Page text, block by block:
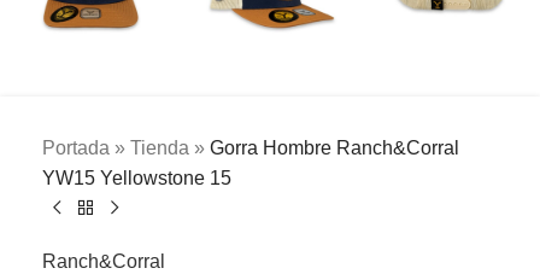
Portada » Tienda » Gorra Hombre Ranch&Corral
YW15 Yellowstone 15
Ranch&Corral